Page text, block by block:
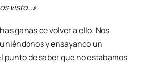
visto…».
ganas de volver a ello. Nos
y ensayando un
punto de saber que no estábamos